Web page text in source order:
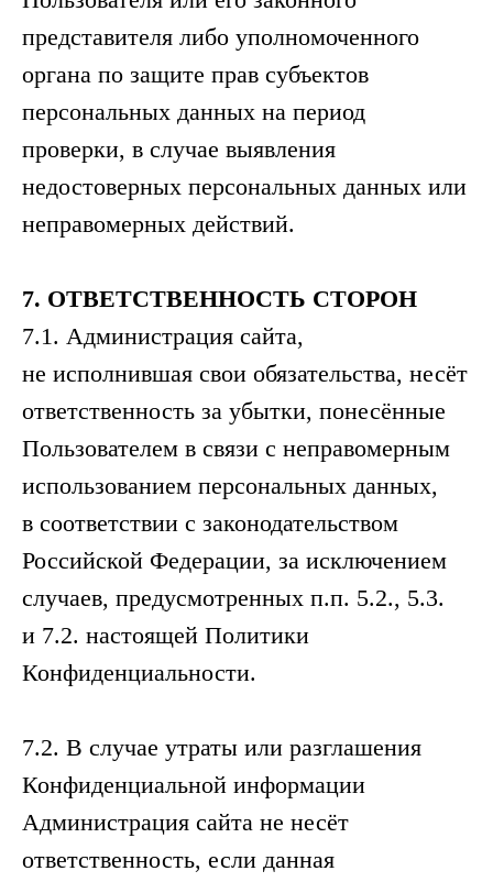
представителя либо уполномоченного
органа по защите прав субъектов
персональных данных на период
проверки, в случае выявления
недостоверных персональных данных или
неправомерных действий.
7. ОТВЕТСТВЕННОСТЬ СТОРОН
7.1. Администрация сайта,
не исполнившая свои обязательства, несёт
ответственность за убытки, понесённые
Пользователем в связи с неправомерным
использованием персональных данных,
в соответствии с законодательством
Российской Федерации, за исключением
случаев, предусмотренных п.п. 5.2., 5.3.
и 7.2. настоящей Политики
Конфиденциальности.
7.2. В случае утраты или разглашения
Конфиденциальной информации
Администрация сайта не несёт
ответственность, если данная